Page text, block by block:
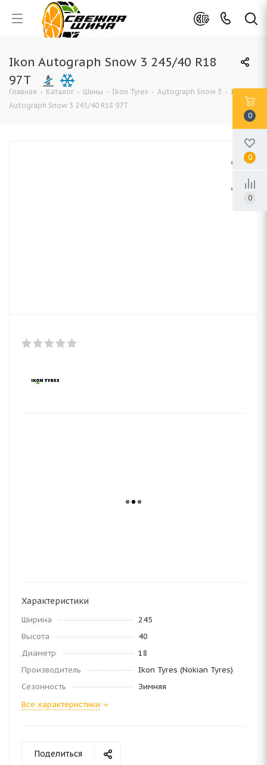
Ikon Autograph Snow 3 245/40 R18
97T
Главная - Каталог - Шины - Ikon Tyres - Autograph Snow 3 - Ikon
Autograph Snow 3 245/40 R18 97T
Характеристики
Ширина
245
Высота
40
Диаметр
18
Производитель
Ikon Tyres (Nokian Tyres)
Сезонность
Зимняя
Все характеристики
Поделиться
0
0
0